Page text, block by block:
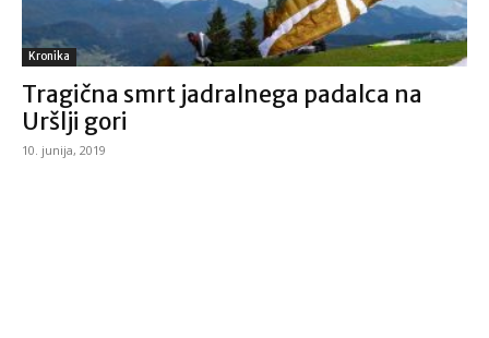
Kronika
Tragična smrt jadralnega padalca na
Uršlji gori
10. junija, 2019